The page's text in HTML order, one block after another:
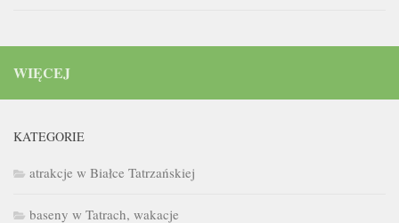
WIĘCEJ
KATEGORIE
atrakcje w Białce Tatrzańskiej
baseny w Tatrach, wakacje